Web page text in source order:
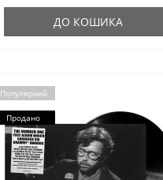
ДО КОШИКА
Популярний
Продано